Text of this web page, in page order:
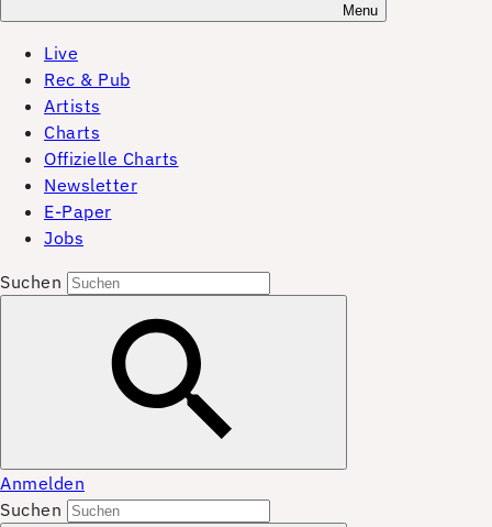
Menu
Live
Rec & Pub
Artists
Charts
Offizielle Charts
Newsletter
E-Paper
Jobs
Suchen
Anmelden
Suchen